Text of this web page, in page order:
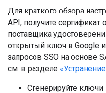
Для краткого обзора
API, получите сертификат
поставщика
открытый ключ в Google
запросов SSO на основе
см. в разделе
Сгенерируйте